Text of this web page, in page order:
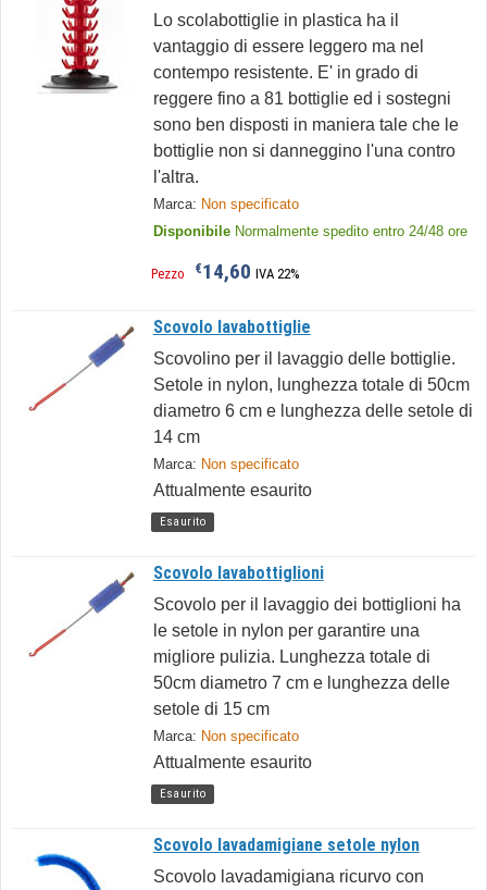
Lo scolabottiglie in plastica ha il
vantaggio di essere leggero ma nel
contempo resistente. E' in grado di
reggere fino a 81 bottiglie ed i sostegni
sono ben disposti in maniera tale che le
bottiglie non si danneggino l'una contro
l'altra.
Marca: Non specificato
Disponibile Normalmente spedito entro 24/48 ore
Pezzo €14,60 IVA 22%
Scovolo lavabottiglie
Scovolino per il lavaggio delle bottiglie.
Setole in nylon, lunghezza totale di 50cm
diametro 6 cm e lunghezza delle setole di
14 cm
Marca: Non specificato
Attualmente esaurito
Esaurito
Scovolo lavabottiglioni
Scovolo per il lavaggio dei bottiglioni ha
le setole in nylon per garantire una
migliore pulizia. Lunghezza totale di
50cm diametro 7 cm e lunghezza delle
setole di 15 cm
Marca: Non specificato
Attualmente esaurito
Esaurito
Scovolo lavadamigiane setole nylon
Scovolo lavadamigiana ricurvo con